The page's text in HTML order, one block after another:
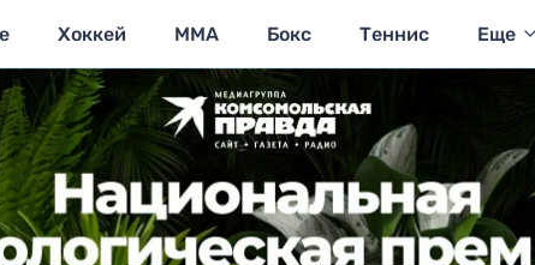
Хоккей MMA Бокс Теннис Еще